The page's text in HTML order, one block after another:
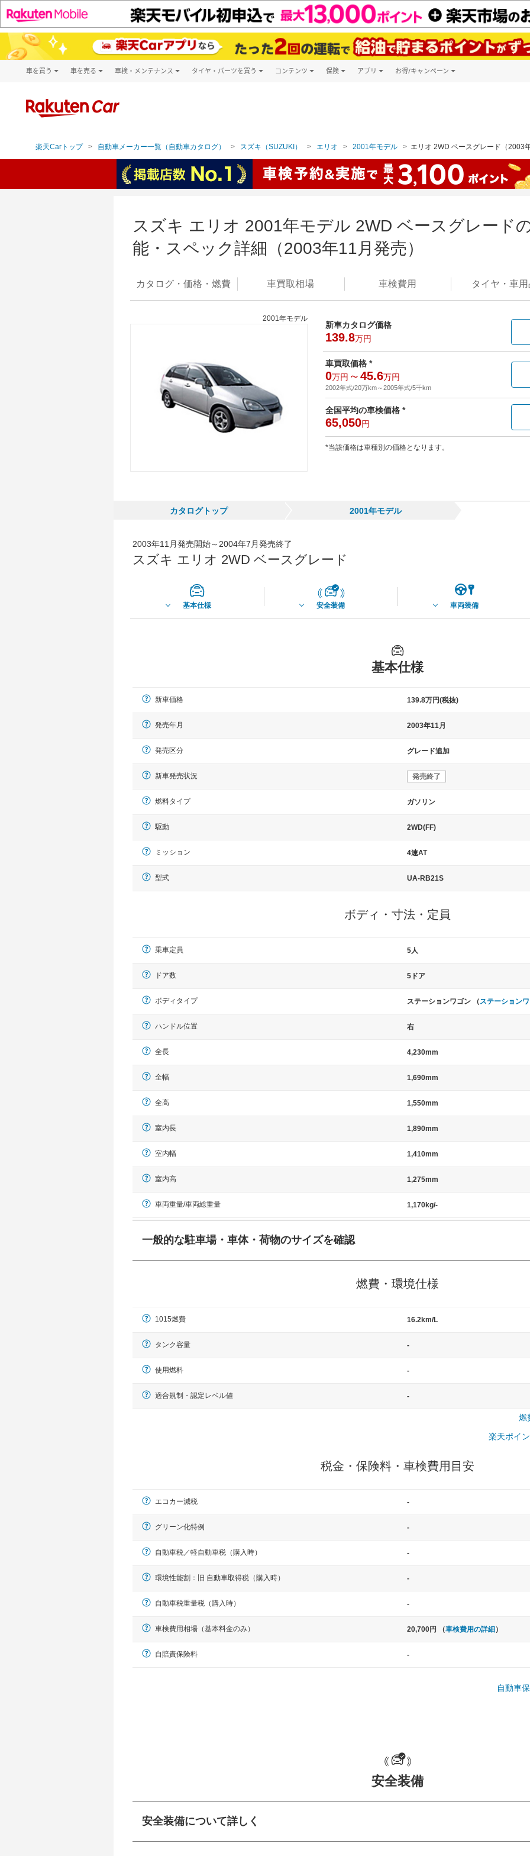
車を買う
新車
車を売る 車検・メンテナンス タイヤ・パーツを買う コンテンツ 保険 アプリ お得/キャンペーン
楽天Carトップ 自動車メーカー一覧（自動車カタログ） スズキ（SUZUKI） エリオ 2001年モデル エリオ 2WD ベースグレード（2003
スズキ エリオ 2001年モデル 2WD ベースグレード
能・スペック詳細（2003年11月発売）
カタログ・価格・燃費 車買取相場 車検費用 タイヤ・ 車用
2001年モデル
新車カタログ価格
139.8万円
車買取価格 *
0万円 ～45.6万円
2002年式/20万km～2005年式/5千km
全国平均の車検価格 *
65,050円
*当該価格は車種別の価格となります。
カタログトップ 2001年モデル
2003年11月発売開始～2004年7月発売終了
スズキ エリオ 2WD ベースグレード
基本仕様 安全装備 車両装備
基本仕様
新車価格 139.8万円(税抜)
発売年月 2003年11月
発売区分 グレード追加
新車発売状況 発売終了
燃料タイプ ガソリン
駆動 2WD(FF)
ミッション 4速AT
型式 UA-RB21S
ボディ・寸法・定員
乗車定員 5人
ドア数 5ドア
ボディタイプ ステーションワゴン （ ステーション
ハンドル位置 右
全長 4,230mm
全幅 1,690mm
全高 1,550mm
室内長 1,890mm
室内幅 1,410mm
室内高 1,275mm
車両重量/車両総重量 1,170kg/-
一般的な駐車場・車体・荷物のサイズを確認
幅 5,000mmというサイズが標準値（最低値）とされる事が多いようです。
一般的な車体のサイズの目安
一般的な荷物のサイズの目安
燃費・環境仕様
1015燃費 16.2km/L
タンク容量 -
使用燃料 -
適合規制・認定レベル値 -
燃
楽天ポイ
税金・保険料・車検費用目安
エコカー減税 -
グリーン化特例 -
自動車税／軽自動車税（購入時） -
環境性能割：旧 自動車取得税（購入時） -
自動車税重量税（購入時） -
車検費用相場（基本料金のみ） 20,700円 （車検費用の詳細 ）
自賠責保険料 -
自動車
安全装備
安全装備について詳しく